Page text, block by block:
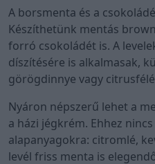
A borsmenta és a
Készíthetünk mentás
forró csokoládét is. A
díszítésére is alkalmasak,
görögdinnye vagy
Nyáron népszerű lehet a
a házi jégkrém. Ehhez
alapanyagokra: citromlé,
levél friss menta is